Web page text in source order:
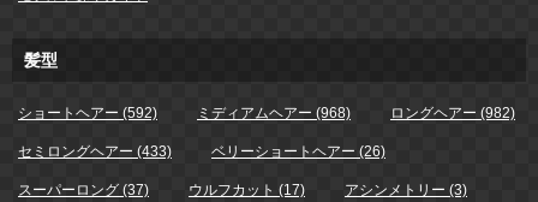
髪型
ショートヘアー (592) ミディアムヘアー (968) ロングヘアー (982)
セミロングヘアー (433) ベリーショートヘアー (26)
スーパーロング (37) ウルフカット (17) アシンメトリー (3)